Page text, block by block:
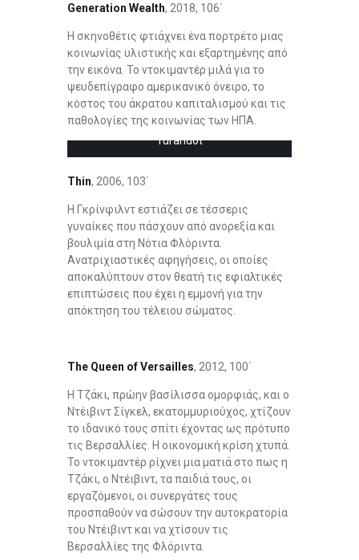
Generation Wealth, 2018, 106΄
Η σκηνοθέτις φτιάχνει ένα πορτρέτο μιας
κοινωνίας υλιστικής και εξαρτημένης από
την εικόνα. Το ντοκιμαντέρ μιλά για το
ψευδεπίγραφο αμερικανικό όνειρο, το
κόστος του άκρατου καπιταλισμού και τις
παθολογίες της κοινωνίας των ΗΠΑ.
Turandot
Thin, 2006, 103΄
Η Γκρίνφιλντ εστιάζει σε τέσσερις
γυναίκες που πάσχουν από ανορεξία και
βουλιμία στη Νότια Φλόριντα.
Ανατριχιαστικές αφηγήσεις, οι οποίες
αποκαλύπτουν στον θεατή τις εφιαλτικές
επιπτώσεις που έχει η εμμονή για την
απόκτηση του τέλειου σώματος.
The Queen of Versailles, 2012, 100΄
Η Τζάκι, πρώην βασίλισσα ομορφιάς, και ο
Ντέιβιντ Σίγκελ, εκατομμυριούχος, χτίζουν
το ιδανικό τους σπίτι έχοντας ως πρότυπο
τις Βερσαλλίες. Η οικονομική κρίση χτυπά.
Το ντοκιμαντέρ ρίχνει μια ματιά στο πως η
Τζάκι, ο Ντέιβιντ, τα παιδιά τους, οι
εργαζόμενοι, οι συνεργάτες τους
προσπαθούν να σώσουν την αυτοκρατορία
του Ντέιβιντ και να χτίσουν τις
Βερσαλλίες της Φλόριντα.